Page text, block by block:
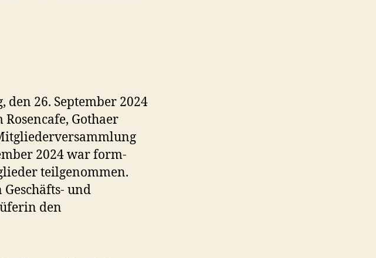
den 26. September 2024
Gothaer
2024 war form-
teilgenommen.
und
den